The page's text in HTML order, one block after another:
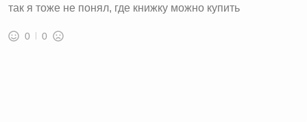
так я тоже не понял, где книжку можно купить
0 0